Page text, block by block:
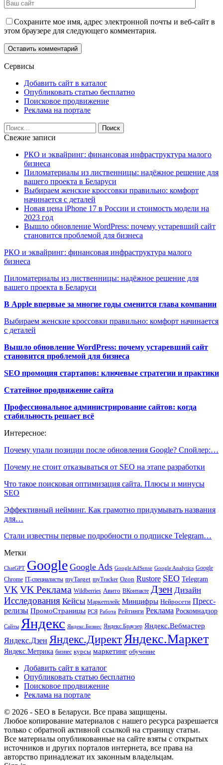
Сохраните мое имя, адрес электронной почты и веб-сайт в
этом браузере для следующего комментария.
Сервисы
Добавить сайт в каталог
Опубликовать статью бесплатно
Поисковое продвижение
Реклама на портале
Свежие записи
РКО и эквайринг: финансовая инфраструктура малого
бизнеса
Пиломатериалы из лиственницы: надёжное решение для
вашего проекта в Беларуси
Выбираем женские кроссовки правильно: комфорт
начинается с деталей
Новая цена iPhone 17 в России и стоимость модели на
2023 год
Вышло обновление WordPress: почему устаревший сайт
становится проблемой для бизнеса
РКО и эквайринг: финансовая инфраструктура малого
бизнеса
Пиломатериалы из лиственницы: надёжное решение для
вашего проекта в Беларуси
В Apple впервые за многие годы сменится глава компании
Выбираем женские кроссовки правильно: комфорт начинается
с деталей
Вышло обновление WordPress: почему устаревший сайт
становится проблемой для бизнеса
SEO промоция стартапов: ключевые стратегии и практики
Статейное продвижение сайта
Профессиональное администрирование сайтов: когда
стабильность решает всё
Интересное:
Почему упали позиции после обновления Google? Спойлер:…
Почему не стоит отказываться от SEO на этапе разработки
Что такое поисковая оптимизация сайта. Плюсы и минусы
SEO
Эффективный нейминг. Как грамотно придумывать названия
для…
Стали известны первые подробности о подписке Telegram…
Метки
ChatGPT Google Google Ads Google AdSense Google Analytics Google
Chrome IT-специалисты myTarget myTracker Ozon Rustore SEO Telegram
VK VK Реклама Wildberries Авито ВКонтакте Дзен Дизайн
Исследования Кейсы Маркетплейс Минцифры Нейросети Пресс-
релизы ПромоСтраницы РСЯ Работа Рейтинги Реклама Роскомнадзор
Сайты Яндекс Яндекс.Бизнес Яндекс.Браузер Яндекс.Вебмастер
Яндекс.Дзен Яндекс.ДиректЯндекс.Маркет
Яндекс.Метрика бизнес курсы маркетинг обучение
Добавить сайт в каталог
Опубликовать статью бесплатно
Поисковое продвижение
Реклама на портале
© 2026 - SEO в Беларуси. Все права защищены.
Любое копирование материалов с нашего ресурса разрешается
только с обратной активной ссылкой на страницу статьи.
Все материалы опубликованные на сайте взяты с открытых
источников и других порталов интернета, все права на
авторство принадлежат их законным владельцам.